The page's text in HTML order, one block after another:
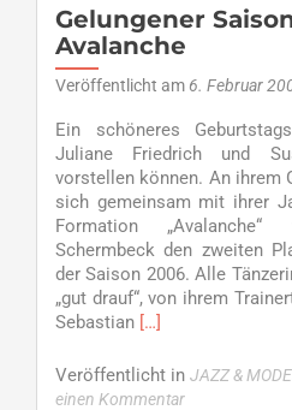
Gelungener
Avalanche
Veröffentlicht am 6. Februar
Ein schöneres
Juliane Friedrich und
vorstellen können. An ihrem
sich gemeinsam mit ihrer
Formation
Schermbeck den zweiten
der Saison 2006. Alle
„gut drauf“, von ihrem
Sebastian Read
about
Gelungener
[…]
Veröffentlicht in JAZZ &
einen Kommentar